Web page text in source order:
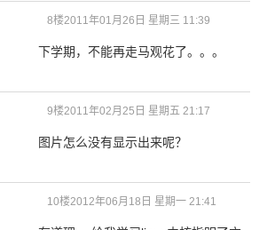
8楼2011年01月26日 星期三 11:39
下学期，不能再走马观花了。。。
9楼2011年02月25日 星期五 21:17
图片怎么没有显示出来呢？
10楼2012年06月18日 星期一 21:41